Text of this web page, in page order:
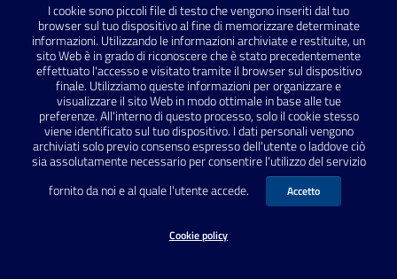
I cookie sono piccoli file di testo che vengono inseriti dal tuo
browser sul tuo dispositivo al fine di memorizzare determinate
informazioni. Utilizzando le informazioni archiviate e restituite, un
sito Web è in grado di riconoscere che è stato precedentemente
effettuato l'accesso e visitato tramite il browser sul dispositivo
finale. Utilizziamo queste informazioni per organizzare e
visualizzare il sito Web in modo ottimale in base alle tue
preferenze. All'interno di questo processo, solo il cookie stesso
viene identificato sul tuo dispositivo. I dati personali vengono
archiviati solo previo consenso espresso dell'utente o laddove ciò
sia assolutamente necessario per consentire l'utilizzo del servizio
fornito da noi e al quale l'utente accede.
Accetto
Cookie policy
Falerio Picenus
Falerone
Fano